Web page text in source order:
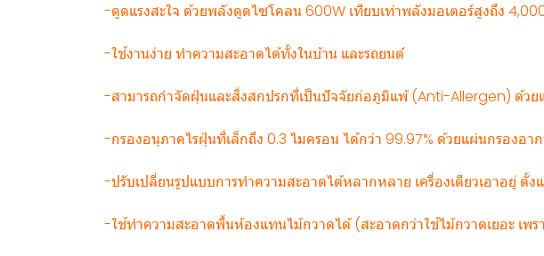
-ดูดแรงสะใจ ด้วยพลังดูดไซโคลน 600W เทียบเท่าพลังมอเตอร์สูงถึง
-ใช้งานง่าย ทำความสะอาดได้ทั้งในบ้าน และรถยนต์
-สามารถกำจัดฝุ่นและสิ่งสกปรกที่เป็นปัจจัยก่อภูมิแพ้ (Anti-Allergen) ด้วย
-กรองอนุภาคไรฝุ่นที่เล็กถึง 0.3 ไมครอน ได้กว่า 99.97% ด้วยแผ่นกรองอาก
-ปรับเปลี่ยนรูปแบบการทำความสะอาดได้หลากหลาย เครื่องเดียวเอาอยู่ ตั้
-ใช้ทำความสะอาดพื้นห้องแทนไม้กวาดได้ (สะอาดกว่าใช้ไม้กวาดเยอะ เพร